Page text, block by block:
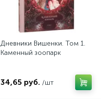
Дневники Вишенки. Том 1.
Каменный зоопарк
34,65 руб. /шт